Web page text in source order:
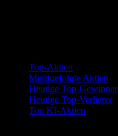
Top-Aktien
Meistgefolgte Aktien
Heutige Top-Gewinner
Heutige Top-Verlierer
Top KI-Aktien